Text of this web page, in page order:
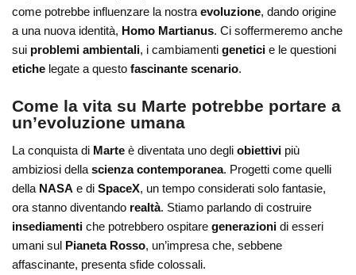
come potrebbe influenzare la nostraevoluzione, dando origine
a una nuova identità, Homo Martianus. Ci soffermeremo anche
sui problemi ambientali, i cambiamentigenetici e le questioni
etiche legate a questofascinante scenario.
Come la vita su Marte potrebbe portare a
un’evoluzione umana
La conquista di Marte è diventata uno degliobiettivi più
ambiziosi dellascienza contemporanea. Progetti come quelli
della NASA e diSpaceX, un tempo considerati solo fantasie,
ora stanno diventando realtà. Stiamo parlando di costruire
insediamenti che potrebbero ospitaregenerazioni di esseri
umani sul Pianeta Rosso, un’impresa che, sebbene
affascinante, presenta sfide colossali.